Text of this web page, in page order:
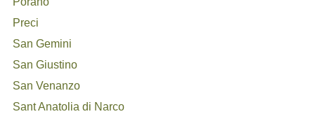
Preci
San Gemini
San Giustino
San Venanzo
Sant Anatolia di Narco